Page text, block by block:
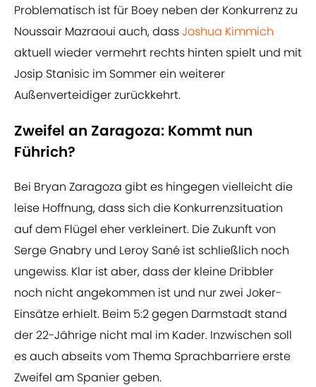
Problematisch ist für Boey neben der Konkurrenz zu
Noussair Mazraoui auch, dassJoshua Kimmich
aktuell wieder vermehrt rechts hinten spielt und mit
Josip Stanisic im Sommer ein weiterer
Außenverteidiger zurückkehrt.
Zweifel an Zaragoza: Kommt nun
Führich?
Bei Bryan Zaragoza gibt es hingegen vielleicht die
leise Hoffnung, dass sich die Konkurrenzsituation
auf dem Flügel eher verkleinert. Die Zukunft von
Serge Gnabry und Leroy Sané ist schließlich noch
ungewiss. Klar ist aber, dass der kleine Dribbler
noch nicht angekommen ist und nur zwei Joker-
Einsätze erhielt. Beim 5:2 gegen Darmstadt stand
der 22-Jährige nicht mal im Kader. Inzwischen soll
es auch abseits vom Thema Sprachbarriere erste
Zweifel am Spanier geben.